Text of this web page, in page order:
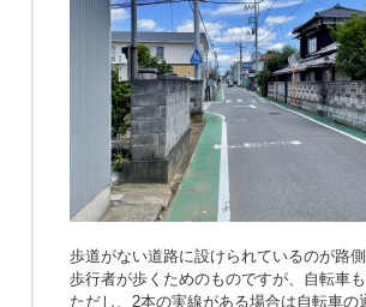
歩道がない道路に設けられているのが路側
歩行者が歩くためのものですが、自転車
ただし、2本の実線がある場合は自転車の